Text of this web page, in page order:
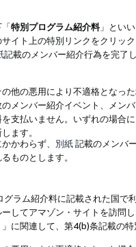
「特別プログラム紹介料」とい
イト上の特別リンクをクリッ
記載のメンバー紹介行為を完了
他の悪用により不適格となっ
メンバー紹介イベント、メン
支払いません。いずれの場合
ます。
かかわらず、 別紙記載のメンバ
ものとします。
グラム紹介料に記載された国で
してアマゾン・サイトを訪問
に関連して、第4(b)条記載の